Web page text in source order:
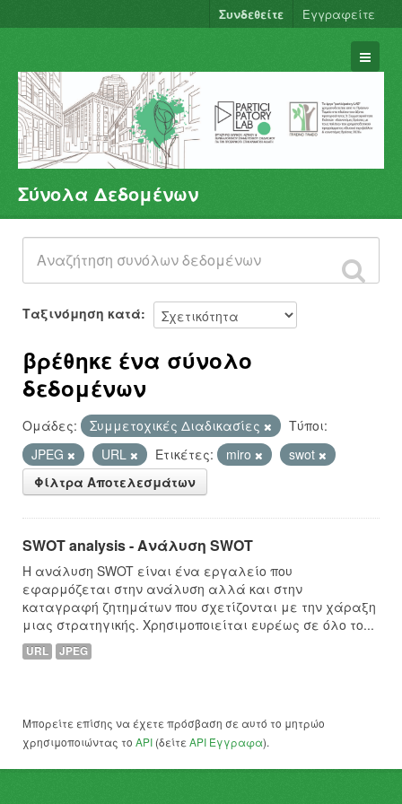
Συνδεθείτε Εγγραφείτε
Σύνολα Δεδομένων
Φορείς
Ομάδες
Σχετικά
Σύνολα Δεδομένων
Ταξινόμηση κατά
βρέθηκε ένα σύνολο
δεδομένων
Ομάδες: Συμμετοχικές Διαδικασίες
Τύποι:
JPEG
URL Ετικέτες: miro
swot
Φίλτρα Αποτελεσμάτων
SWOT analysis - Ανάλυση SWOT
Η ανάλυση SWOT είναι ένα εργαλείο που
εφαρμόζεται στην ανάλυση αλλά και στην
καταγραφή ζητημάτων που σχετίζονται με την χάραξη
μιας στρατηγικής. Χρησιμοποιείται ευρέως σε όλο το...
URL JPEG
Μπορείτε επίσης να έχετε πρόσβαση σε αυτό το μητρώο
χρησιμοποιώντας το API (δείτε API Έγγραφα).